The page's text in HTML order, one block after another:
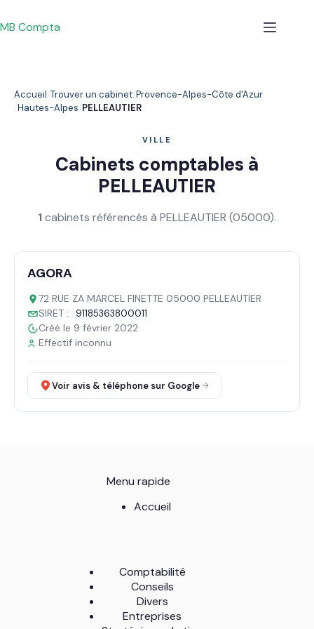
au
contenu
MB Compta
Accueil Trouver un cabinet Provence-Alpes-Côte d'Azur
Hautes-Alpes PELLEAUTIER
VILLE
Cabinets comptables à
PELLEAUTIER
1cabinets référencés à PELLEAUTIER (05000).
AGORA
72 RUE ZA MARCEL FINETTE 05000 PELLEAUTIER
SIRET :
91185363800011
Créé le 9 février 2022
Effectif inconnu
Voir avis & téléphone sur Google
Menu rapide
Accueil
Comptabilité
Conseils
Divers
Entreprises